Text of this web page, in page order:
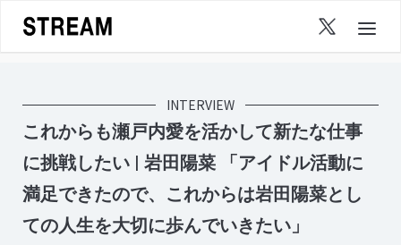
content
INTERVIEW
これからも瀬戸内愛を活かして新たな仕事
に挑戦したい | 岩田陽菜 「アイドル活動に
満足できたので、これからは岩田陽菜とし
ての人生を大切に歩んでいきたい」